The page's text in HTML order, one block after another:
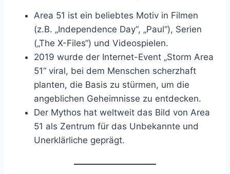
Area 51 ist ein beliebtes Motiv in Filmen
(z.B. „Independence Day“, „Paul“), Serien
(„The X-Files“) und Videospielen.
2019 wurde der Internet-Event „Storm Area
51“ viral, bei dem Menschen scherzhaft
planten, die Basis zu stürmen, um die
angeblichen Geheimnisse zu entdecken.
Der Mythos hat weltweit das Bild von Area
51 als Zentrum für das Unbekannte und
Unerklärliche geprägt.